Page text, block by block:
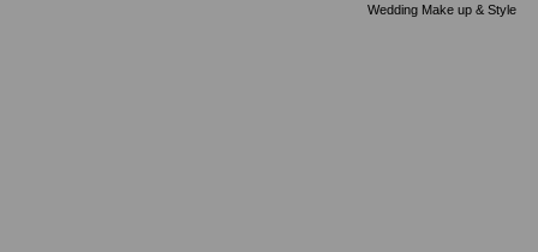
Wedding Make up & Style